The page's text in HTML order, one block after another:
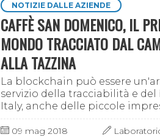
NOTIZIE DALLE AZIENDE
CAFFÈ SAN DOMENICO, IL
MONDO TRACCIATO DAL
ALLA TAZZINA
La blockchain può essere
servizio della tracciabilità e del
Italy, anche delle piccole
Certamente sì, e tra le
in atto (non moltissime: poco
09 mag 2018